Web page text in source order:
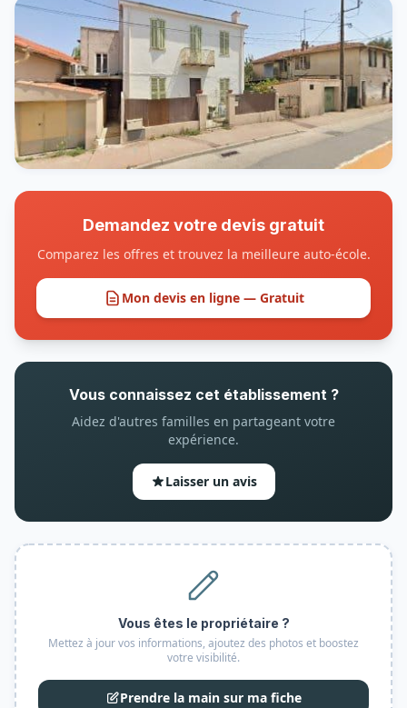
Demandez votre devis gratuit
Comparez les offres et trouvez la meilleure auto-école.
Mon devis en ligne — Gratuit
Vous connaissez cet établissement ?
Aidez d'autres familles en partageant votre
expérience.
Laisser un avis
Vous êtes le propriétaire ?
Mettez à jour vos informations, ajoutez des photos et boostez
votre visibilité.
Prendre la main sur ma fiche